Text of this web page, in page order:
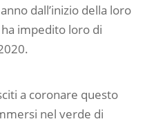
dall’inizio della loro
impedito loro di
a coronare questo
nel verde di